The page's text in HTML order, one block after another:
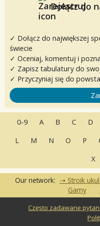
Dołącz do
✓ Dołącz do największej
świecie
✓ Oceniaj, komentuj i
✓ Zapisz tabulatury do
✓ Przyczyniaj się do
0-9 A B C D
L
M N O P
X
Our network: Stroik
Gamy
Często zadawane